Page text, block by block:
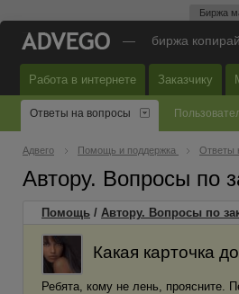
Биржа
— биржа
Работа в интернете Заказчику
Ответы на вопросы
Адвего Помощь и поддержка Ответы
Автору. Вопросы по
Помощь / Автору. Вопросы по
Какая карточка
Ребята, кому не лень, проясните.